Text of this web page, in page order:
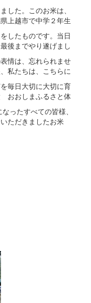
した。このお米は、
上越市で中学２年生
したものです。当日
後までやり遂げまし
情は、忘れられませ
私たちは、こちらに
毎日大切に大切に育
おおしまふるさと体
ったすべての皆様、
ただきましたお米